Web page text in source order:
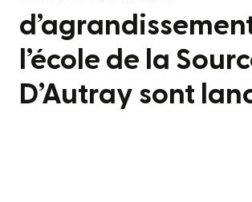
l’école de la
D’Autray sont